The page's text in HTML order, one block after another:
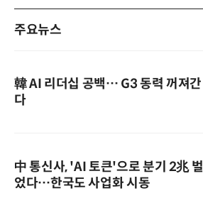
주요뉴스
韓 AI 리더십 공백… G3 동력 꺼져간
다
中 통신사, 'AI 토큰'으로 분기 2兆 벌
었다…한국도 사업화 시동